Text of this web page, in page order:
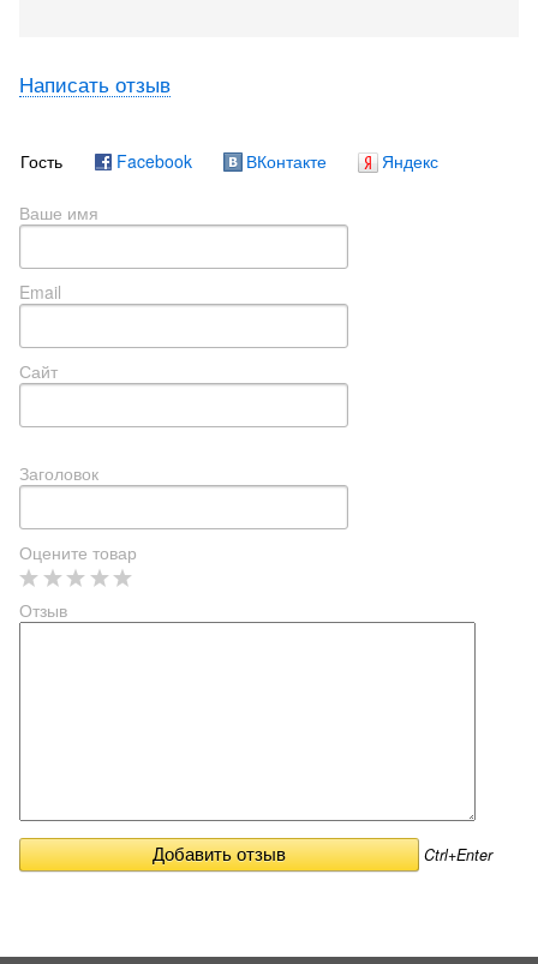
Написать отзыв
Гость Facebook ВКонтакте Яндекс
Ваше имя
Email
Сайт
Заголовок
Оцените товар
Отзыв
Ctrl+Enter